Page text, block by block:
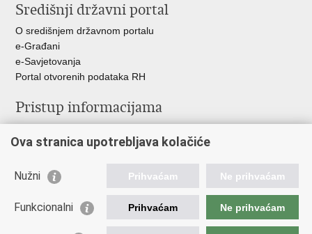
FacebookuTwitteru
Središnji državni portal
O središnjem državnom portalu
e-Građani
e-Savjetovanja
Portal otvorenih podataka RH
Pristup informacijama
Savjetovanje
Zapošljavanje
Odnosi s javnošću
Ova stranica upotrebljava kolačiće
Nužni Prihvaćam Ne prihvaćam
Funkcionalni Prihvaćam Ne prihvaćam